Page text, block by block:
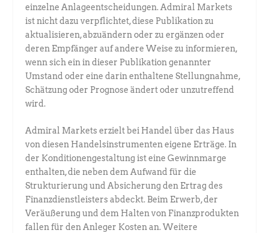
einzelne Anlageentscheidungen. Admiral Markets
ist nicht dazu verpflichtet, diese Publikation zu
aktualisieren, abzuändern oder zu ergänzen oder
deren Empfänger auf andere Weise zu informieren,
wenn sich ein in dieser Publikation genannter
Umstand oder eine darin enthaltene Stellungnahme,
Schätzung oder Prognose ändert oder unzutreffend
wird.
Admiral Markets erzielt bei Handel über das Haus
von diesen Handelsinstrumenten eigene Erträge. In
der Konditionengestaltung ist eine Gewinnmarge
enthalten, die neben dem Aufwand für die
Strukturierung und Absicherung den Ertrag des
Finanzdienstleisters abdeckt. Beim Erwerb, der
Veräußerung und dem Halten von Finanzprodukten
fallen für den Anleger Kosten an. Weitere